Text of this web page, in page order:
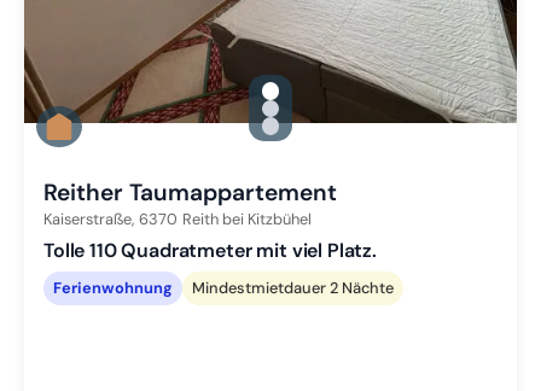
gallery.slide_selector
Zu Slide 1 wechseln
Zu Slide 2 wechseln
Zu Slide 3 wechseln
Reither Taumappartement
Kaiserstraße, 6370 Reith bei Kitzbühel
Tolle 110 Quadratmeter mit viel Platz.
Ferienwohnung Mindestmietdauer 2 Nächte